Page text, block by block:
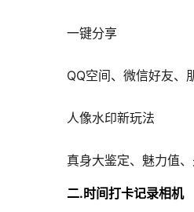
一键分享
QQ空间、微信好友、
人像水印新玩法
真身大鉴定、魅力值
二.时间打卡记录相机